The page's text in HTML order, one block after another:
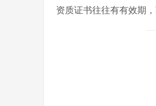
资质证书往往有有效期